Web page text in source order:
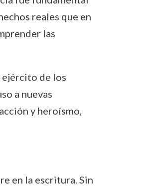
reales que en
las
de los
a nuevas
y heroísmo,
en la escritura. Sin